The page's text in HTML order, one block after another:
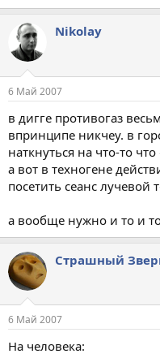
Nikolay
6 Май 2007
в дигге противогаз
впринципе никчеу. в
наткнуться на что-то что
а вот в техногене
посетить сеанс лучевой
а вообще нужно и то и
Страшный
6 Май 2007
На человека: